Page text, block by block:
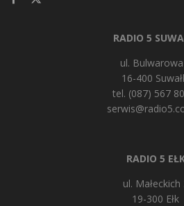
RADIO 5
ul.
16-400
tel. (087) 567
RADIO 5
ul. Małeckich
19-300 Ełk